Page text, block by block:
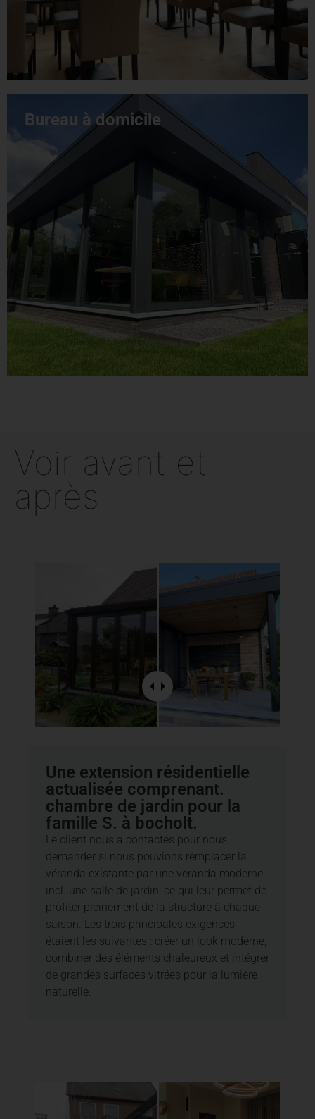
Bureau à domicile
Voir avant et
après
Une extension résidentielle
actualisée comprenant.
chambre de jardin pour la
famille S. à bocholt.
Le client nous a contactés pour nous
demander si nous pouvions remplacer la
véranda existante par une véranda moderne
incl. une salle de jardin, ce qui leur permet de
profiter pleinement de la structure à chaque
saison. Les trois principales exigences
étaient les suivantes : créer un look moderne,
combiner des éléments chaleureux et intégrer
de grandes surfaces vitrées pour la lumière
naturelle.